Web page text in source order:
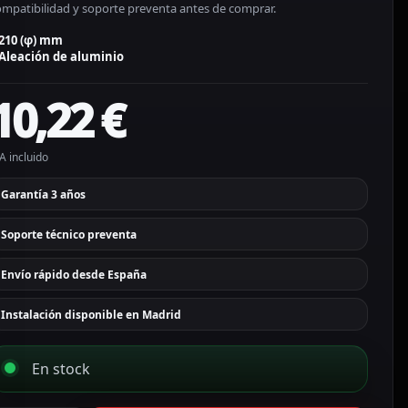
y soporte preventa antes de comprar.
(φ) mm
de aluminio
€
incluido
Garantía 3 años
Soporte técnico preventa
Envío rápido desde España
Instalación disponible en Madrid
En stock